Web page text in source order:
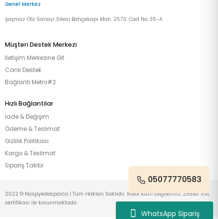
WhatsApp Sipariş
Genel Merkez
Şaşmaz Oto Sanayi Sitesi Bahçekapı Mah. 2570. Cad No: 35-A
Müşteri Destek Merkezi
İletişim Merkezine Git
Canlı Destek
Bağlantı Metni#2
Hızlı Bağlantılar
İade & Değişim
Ödeme & Teslimat
Gizlilik Politikası
Kargo & Teslimat
Sipariş Takibi
05077770583
2022 © Nospyedekparca | Tüm Hakları Saklıdır. Kredi kartı bilgileriniz 256Bit SSL
sertifikası ile korunmaktadır.